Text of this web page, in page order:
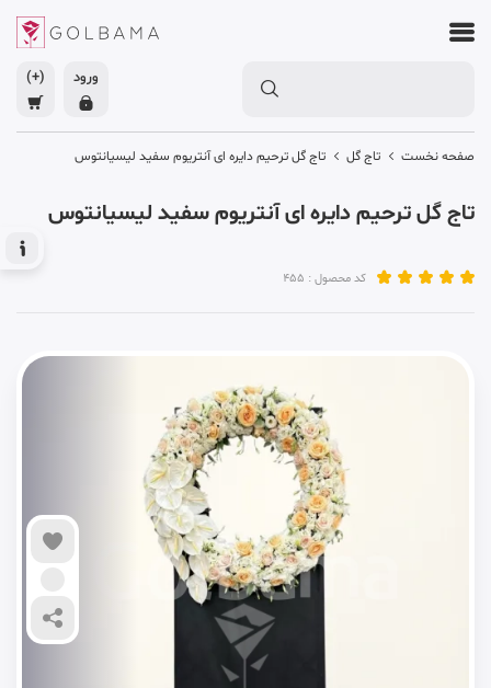
ورود (+)
صفحه نخست تاج گل تاج گل ترحیم دایره ای آنتریوم سفید لیسیانتوس
تاج گل ترحیم دایره ای آنتریوم سفید لیسیانتوس
کد محصول : 455